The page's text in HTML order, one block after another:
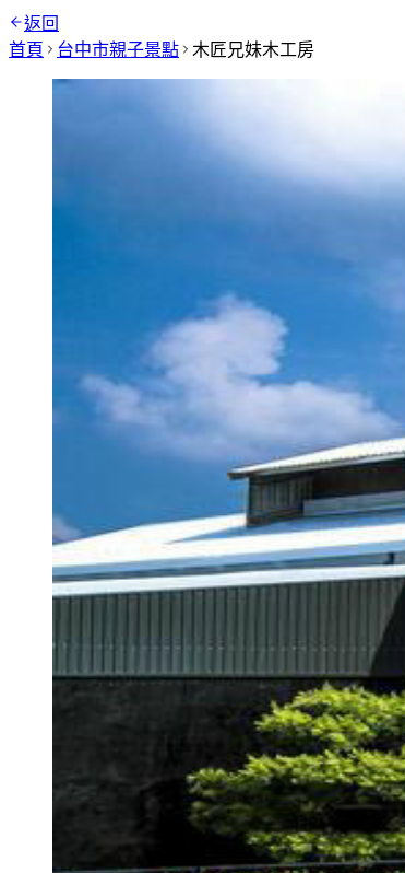
返回
首頁
台中市親子景點 木匠兄妹木工房